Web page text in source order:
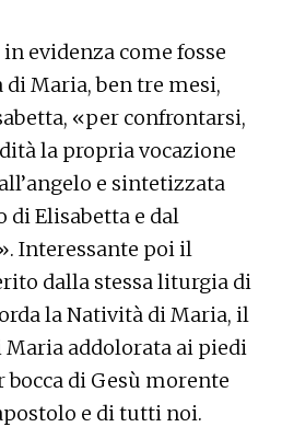
evidenza come fosse
Maria, ben tre mesi,
«per confrontarsi,
la propria vocazione
e sintetizzata
di Elisabetta e dal
Interessante poi il
dalla stessa liturgia di
la Natività di Maria, il
addolorata ai piedi
bocca di Gesù morente
e di tutti noi.